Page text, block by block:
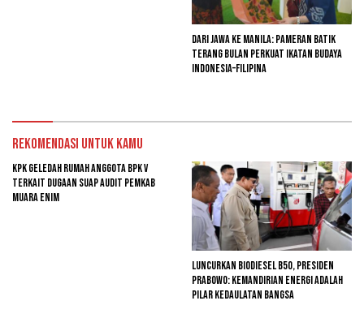
Dari Jawa ke Manila: Pameran Batik
Terang Bulan Perkuat Ikatan Budaya
Indonesia–Filipina
Rekomendasi untuk kamu
KPK Geledah Rumah Anggota BPK V
Terkait Dugaan Suap Audit Pemkab
Muara Enim
Luncurkan Biodiesel B50, Presiden
Prabowo: Kemandirian Energi adalah
Pilar Kedaulatan Bangsa